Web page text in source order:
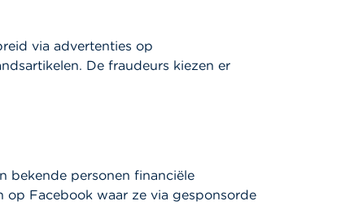
via advertenties op
De fraudeurs kiezen er
bekende personen financiële
Facebook waar ze via gesponsorde